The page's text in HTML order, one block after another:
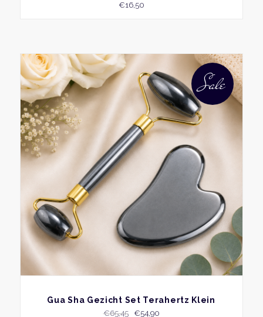
€16,50
BEKIJK
Sale
Gua Sha Gezicht Set Terahertz Klein
€65,45 Oorspronkelijke
€54,90Huidige